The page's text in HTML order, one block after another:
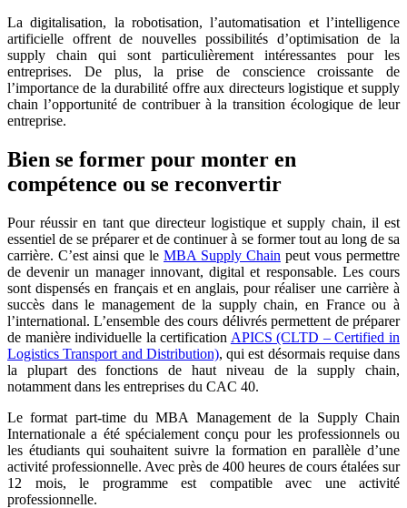
La digitalisation, la robotisation, l’automatisation et l’intelligence
artificielle offrent de nouvelles possibilités d’optimisation de la
supply chain qui sont particulièrement intéressantes pour les
entreprises. De plus, la prise de conscience croissante de
l’importance de la durabilité offre aux directeurs logistique et supply
chain l’opportunité de contribuer à la transition écologique de leur
entreprise.
Bien se former pour monter en
compétence ou se reconvertir
Pour réussir en tant que directeur logistique et supply chain, il est
essentiel de se préparer et de continuer à se former tout au long de sa
carrière. C’est ainsi que le MBA Supply Chain peut vous permettre
de devenir un manager innovant, digital et responsable. Les cours
sont dispensés en français et en anglais, pour réaliser une carrière à
succès dans le management de la supply chain, en France ou à
l’international. L’ensemble des cours délivrés permettent de préparer
de manière individuelle la certification APICS (CLTD – Certified in
Logistics Transport and Distribution), qui est désormais requise dans
la plupart des fonctions de haut niveau de la supply chain,
notamment dans les entreprises du CAC 40.
Le format part-time du MBA Management de la Supply Chain
Internationale a été spécialement conçu pour les professionnels ou
les étudiants qui souhaitent suivre la formation en parallèle d’une
activité professionnelle. Avec près de 400 heures de cours étalées sur
12 mois, le programme est compatible avec une activité
professionnelle.